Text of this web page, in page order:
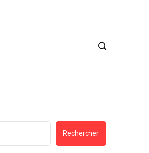
Rechercher